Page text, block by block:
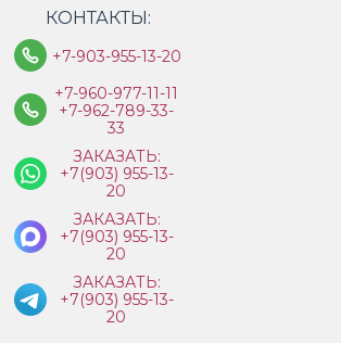
КОНТАКТЫ:
+7-903-955-13-20
+7-960-977-11-11
+7-962-789-33-
33
ЗАКАЗАТЬ:
+7(903) 955-13-
20
ЗАКАЗАТЬ:
+7(903) 955-13-
20
ЗАКАЗАТЬ:
+7(903) 955-13-
20